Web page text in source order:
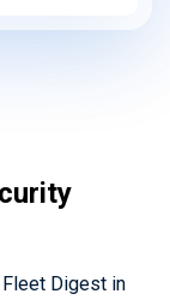
Fleet Digest in